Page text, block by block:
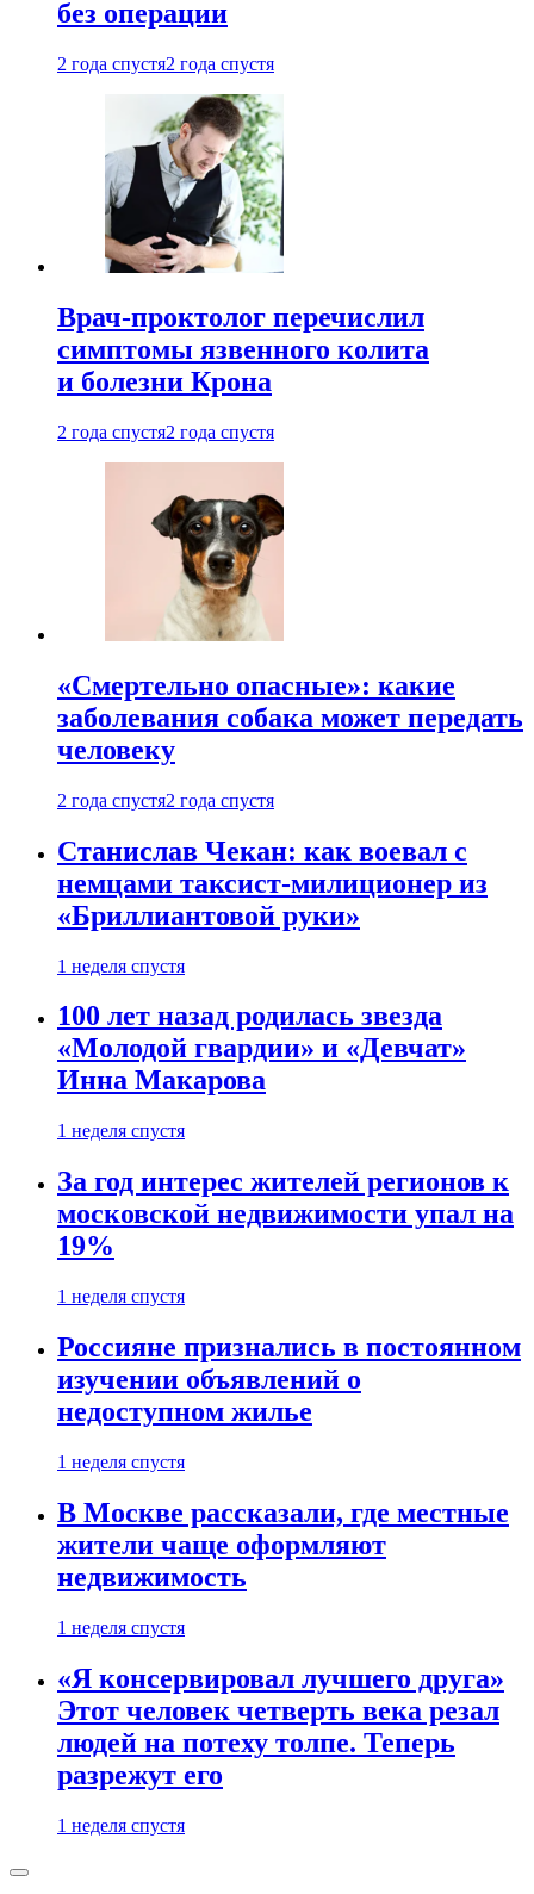
без операции
2 года спустя2 года спустя
Врач-проктолог перечислил
симптомы язвенного колита
и болезни Крона
2 года спустя2 года спустя
«Смертельно опасные»: какие
заболевания собака может передать
человеку
2 года спустя2 года спустя
Станислав Чекан: как воевал с
немцами таксист-милиционер из
«Бриллиантовой руки»
1 неделя спустя
100 лет назад родилась звезда
«Молодой гвардии» и «Девчат»
Инна Макарова
1 неделя спустя
За год интерес жителей регионов к
московской недвижимости упал на
19%
1 неделя спустя
Россияне признались в постоянном
изучении объявлений о
недоступном жилье
1 неделя спустя
В Москве рассказали, где местные
жители чаще оформляют
недвижимость
1 неделя спустя
«Я консервировал лучшего друга»
Этот человек четверть века резал
людей на потеху толпе. Теперь
разрежут его
1 неделя спустя